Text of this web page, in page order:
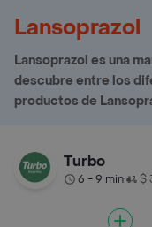
Lansoprazol
Lansoprazol es una
descubre entre los
productos de
Turbo
6 - 9 min• $